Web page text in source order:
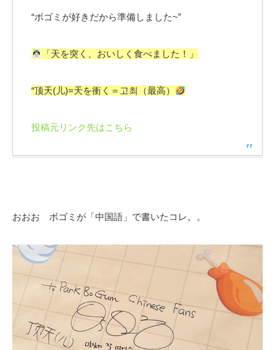
“ボゴミが好きだから準備しました~”
「天を突く、おいしく食べました！」
“顶天(儿)=天を衝く＝고최（最高）
投稿元リンク先はこちら
おおお ボゴミが「中国語」で書いたコレ。。